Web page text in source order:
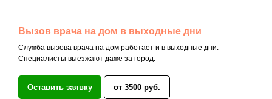
Вызов врача на дом в выходные дни
Служба вызова врача на дом работает и в выходные дни.
Специалисты выезжают даже за город.
Оставить заявку от 3500 руб.